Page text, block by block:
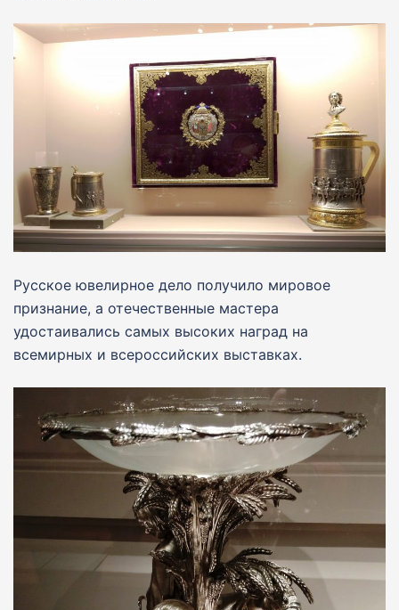
Русское ювелирное дело получило мировое
признание, а отечественные мастера
удостаивались самых высоких наград на
всемирных и всероссийских выставках.